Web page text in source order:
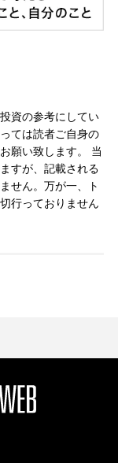
資の参考にしてい
ては読者ご自身の
願い致します。 当
すが、記載される
せん。万が一、ト
行っておりません